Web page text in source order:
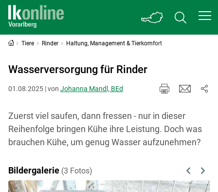
Tiere Rinder Haltung, Management & Tierkomfort
Wasserversorgung für Rinder
01.08.2025 | von Johanna Mandl, BEd
Zuerst viel saufen, dann fressen - nur in dieser
Reihenfolge bringen Kühe ihre Leistung. Doch was
brauchen Kühe, um genug Wasser aufzunehmen?
Bildergalerie (3 Fotos) Previous
Next